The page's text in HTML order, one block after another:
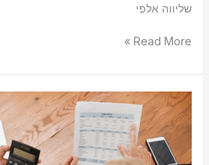
שליווה אלפי
Read More »
תכנון
פנסיוני
אובייקטיבי:
סוד